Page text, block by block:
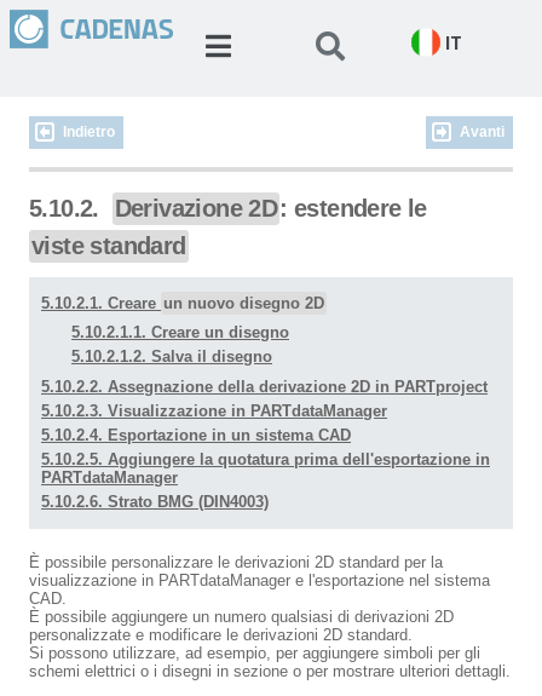
IT
Indietro Avanti
5.10.2. Derivazione 2D: estendere le
viste standard
5.10.2.1. Creare un nuovo disegno 2D
5.10.2.1.1. Creare un disegno
5.10.2.1.2. Salva il disegno
5.10.2.2. Assegnazione della derivazione 2D in PARTproject
5.10.2.3. Visualizzazione in PARTdataManager
5.10.2.4. Esportazione in un sistema CAD
5.10.2.5. Aggiungere la quotatura prima dell'esportazione in
PARTdataManager
5.10.2.6. Strato BMG (DIN4003)
È possibile personalizzare le derivazioni 2D standard per la
visualizzazione in PARTdataManager e l'esportazione nel sistema
CAD.
È possibile aggiungere un numero qualsiasi di derivazioni 2D
personalizzate e modificare le derivazioni 2D standard.
Si possono utilizzare, ad esempio, per aggiungere simboli per gli
schemi elettrici o i disegni in sezione o per mostrare ulteriori dettagli.